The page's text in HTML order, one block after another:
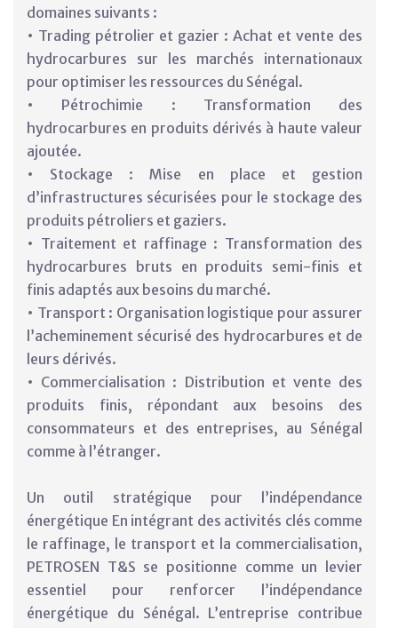
domaines suivants :
• Trading pétrolier et gazier : Achat et vente des
hydrocarbures sur les marchés internationaux
pour optimiser les ressources du Sénégal.
• Pétrochimie : Transformation des
hydrocarbures en produits dérivés à haute valeur
ajoutée.
• Stockage : Mise en place et gestion
d’infrastructures sécurisées pour le stockage des
produits pétroliers et gaziers.
• Traitement et raffinage : Transformation des
hydrocarbures bruts en produits semi-finis et
finis adaptés aux besoins du marché.
• Transport : Organisation logistique pour assurer
l’acheminement sécurisé des hydrocarbures et de
leurs dérivés.
• Commercialisation : Distribution et vente des
produits finis, répondant aux besoins des
consommateurs et des entreprises, au Sénégal
comme à l’étranger.
Un outil stratégique pour l’indépendance
énergétique En intégrant des activités clés comme
le raffinage, le transport et la commercialisation,
PETROSEN T&S se positionne comme un levier
essentiel pour renforcer l’indépendance
énergétique du Sénégal. L’entreprise contribue